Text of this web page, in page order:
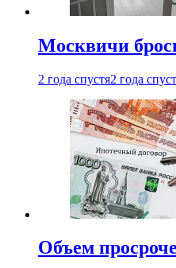
Москвичи
2 года спустя2 года
Объем